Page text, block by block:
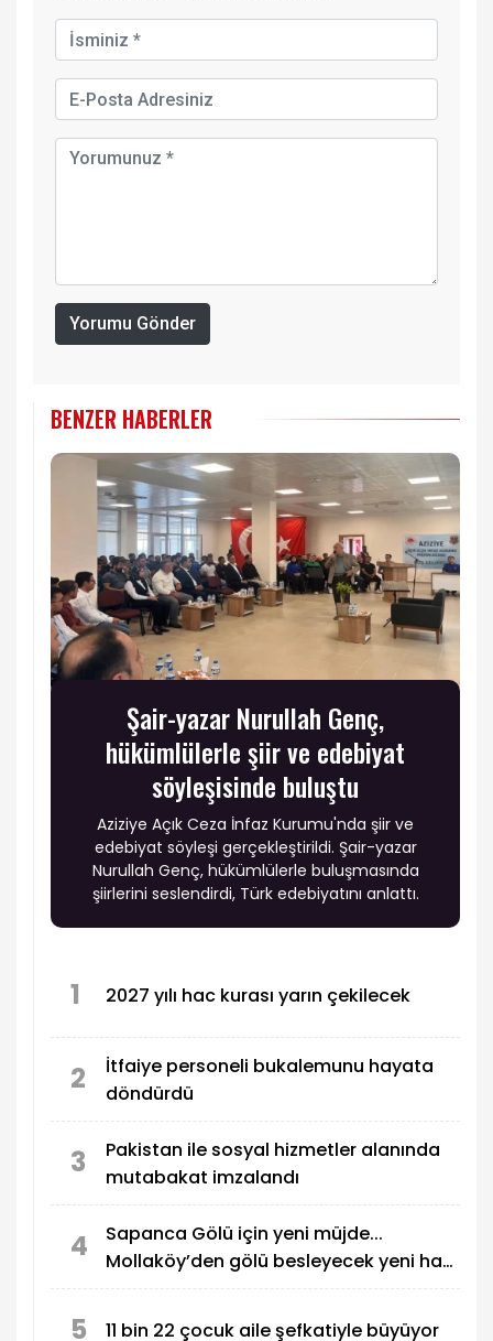
Yorumu Gönder
BENZER HABERLER
Şair-yazar Nurullah Genç,
hükümlülerle şiir ve edebiyat
söyleşisinde buluştu
Aziziye Açık Ceza İnfaz Kurumu'nda şiir ve
edebiyat söyleşi gerçekleştirildi. Şair-yazar
Nurullah Genç, hükümlülerle buluşmasında
şiirlerini seslendirdi, Türk edebiyatını anlattı.
1 2027 yılı hac kurası yarın çekilecek
2
İtfaiye personeli bukalemunu hayata
döndürdü
3
Pakistan ile sosyal hizmetler alanında
mutabakat imzalandı
4
Sapanca Gölü için yeni müjde...
Mollaköy’den gölü besleyecek yeni hat
5 11 bin 22 çocuk aile şefkatiyle büyüyor